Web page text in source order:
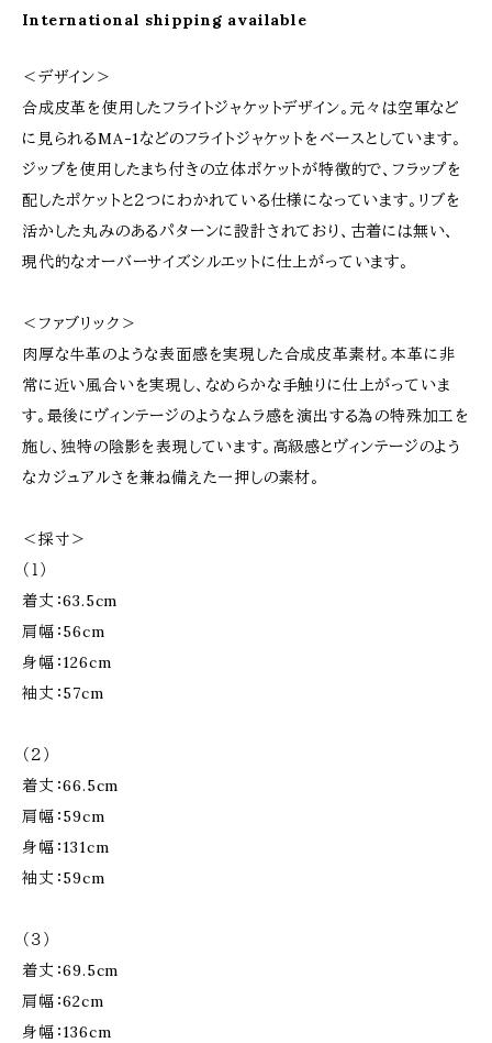
International shipping available
＜デザイン＞
合成皮革を使用したフライトジャケットデザイン。元々は空軍など
に見られるMA-1などのフライトジャケットをベースとしています。
ジップを使用したまち付きの立体ポケットが特徴的で、フラップを
配したポケットと２つにわかれている仕様になっています。リブを
活かした丸みのあるパターンに設計されており、古着には無い、
現代的なオーバーサイズシルエットに仕上がっています。
＜ファブリック＞
肉厚な牛革のような表面感を実現した合成皮革素材。本革に非
常に近い風合いを実現し、なめらかな手触りに仕上がっていま
す。最後にヴィンテージのようなムラ感を演出する為の特殊加工を
施し、独特の陰影を表現しています。高級感とヴィンテージのよう
なカジュアルさを兼ね備えた一押しの素材。
＜採寸＞
（１）
着丈：63.5cm
肩幅：56cm
身幅：126cm
袖丈：57cm
（２）
着丈：66.5cm
肩幅：59cm
身幅：131cm
袖丈：59cm
（３）
着丈：69.5cm
肩幅：62cm
身幅：136cm